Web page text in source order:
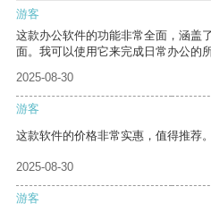
游客
这款办公软件的功能非常全面，涵盖
面。我可以使用它来完成日常办公的
2025-08-30
游客
这款软件的价格非常实惠，值得推荐。
2025-08-30
游客